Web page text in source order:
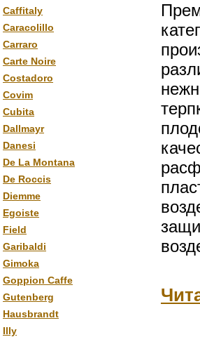
Caffitaly
Caracolillo
Carraro
Carte Noire
Costadoro
Covim
Cubita
Dallmayr
Danesi
De La Montana
De Roccis
Diemme
Egoiste
Field
Garibaldi
Gimoka
Goppion Caffe
Gutenberg
Hausbrandt
Illy